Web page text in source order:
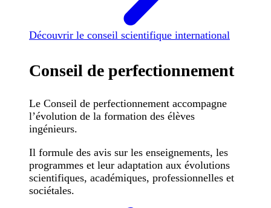
Découvrir le conseil scientifique international
Conseil de perfectionnement
Le Conseil de perfectionnement accompagne
l’évolution de la formation des élèves
ingénieurs.
Il formule des avis sur les enseignements, les
programmes et leur adaptation aux évolutions
scientifiques, académiques, professionnelles et
sociétales.